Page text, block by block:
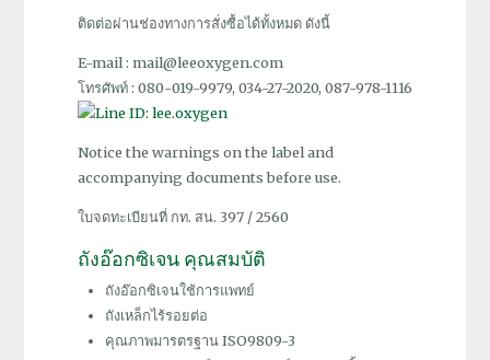
ติดต่อผ่านช่องทางการสั่งซื้อได้ทั้งหมด ดังนี้
E-mail : mail@leeoxygen.com
โทรศัพท์ : 080-019-9979, 034-27-2020, 087-978-1116
Notice the warnings on the label and
accompanying documents before use.
ใบจดทะเบียนที่ กท. สน. 397 / 2560
ถังอ๊อกซิเจน คุณสมบัติ
ถังอ๊อกซิเจนใช้การแพทย์
ถังเหล็กไร้รอยต่อ
คุณภาพมารตรฐาน ISO9809-3